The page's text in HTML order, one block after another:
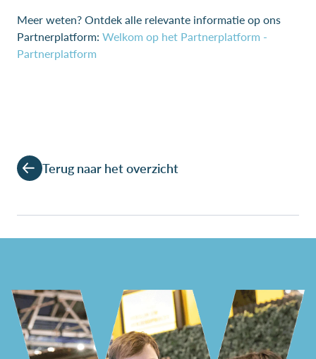
Meer weten? Ontdek alle relevante informatie op ons
Partnerplatform: Welkom op het Partnerplatform -
Partnerplatform
Terug naar het overzicht